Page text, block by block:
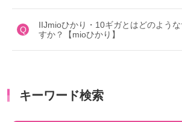
Q
IIJmioひかり・10ギガとはどのよう
すか？【mioひかり】